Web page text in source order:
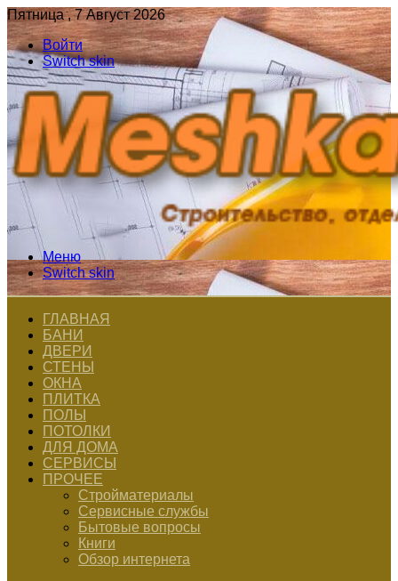
Пятница , 7 Август 2026
Войти
Switch skin
Меню
Switch skin
ГЛАВНАЯ
БАНИ
ДВЕРИ
СТЕНЫ
ОКНА
ПЛИТКА
ПОЛЫ
ПОТОЛКИ
ДЛЯ ДОМА
СЕРВИСЫ
ПРОЧЕЕ
Стройматериалы
Сервисные службы
Бытовые вопросы
Книги
Обзор интернета